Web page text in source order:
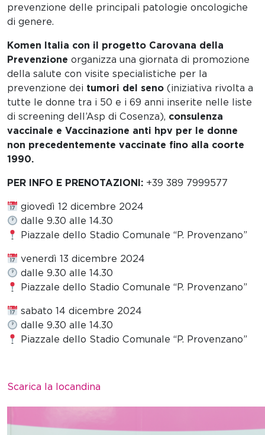
prevenzione delle principali patologie oncologiche
di genere.
Komen Italia con il progetto Carovana della
Prevenzione organizza una giornata di promozione
della salute con visite specialistiche per la
prevenzione dei tumori del seno (iniziativa rivolta a
tutte le donne tra i 50 e i 69 anni inserite nelle liste
di screening dell’Asp di Cosenza), consulenza
vaccinale e Vaccinazione anti hpv per le donne
non precedentemente vaccinate fino alla coorte
1990.
PER INFO E PRENOTAZIONI: +39 389 7999577
giovedì 12 dicembre 2024
dalle 9.30 alle 14.30
Piazzale dello Stadio Comunale “P. Provenzano”
venerdì 13 dicembre 2024
dalle 9.30 alle 14.30
Piazzale dello Stadio Comunale “P. Provenzano”
sabato 14 dicembre 2024
dalle 9.30 alle 14.30
Piazzale dello Stadio Comunale “P. Provenzano”
Scarica la locandina